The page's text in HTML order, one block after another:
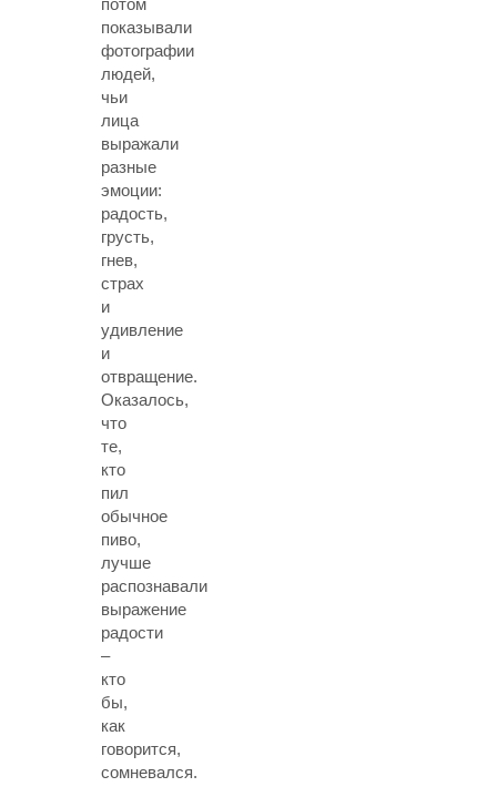
потом
показывали
фотографии
людей,
чьи
лица
выражали
разные
эмоции:
радость,
грусть,
гнев,
страх
и
удивление
и
отвращение.
Оказалось,
что
те,
кто
пил
обычное
пиво,
лучше
распознавали
выражение
радости
–
кто
бы,
как
говорится,
сомневался.